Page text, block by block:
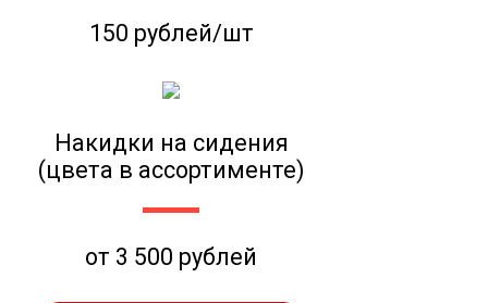
150 рублей/шт
Накидки на сидения
(цвета в ассортименте)
от 3 500 рублей